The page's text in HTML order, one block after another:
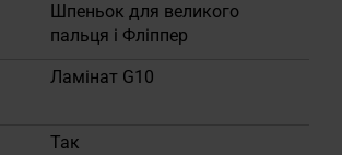
Шпеньок для великого
пальця і Фліппер
Ламінат G10
Так